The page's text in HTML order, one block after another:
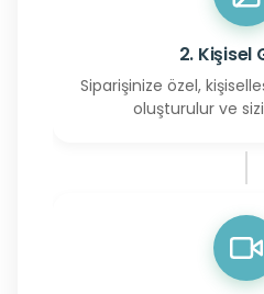
2. Kişisel
Siparişinize özel,
oluşturulur ve